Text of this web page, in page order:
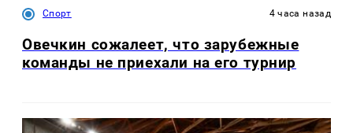
Спорт 4 часа назад
Овечкин сожалеет, что зарубежные
команды не приехали на его турнир